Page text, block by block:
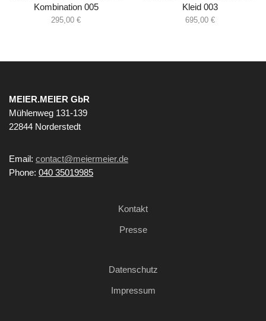
Kombination 005
295,00 €
Kleid 003
695,00 €
MEIER.MEIER GbR
Mühlenweg 131-139
22844 Norderstedt
Email: contact@meiermeier.de
Phone: 040 35019985
Kontakt
Presse
Datenschutz
Impressum